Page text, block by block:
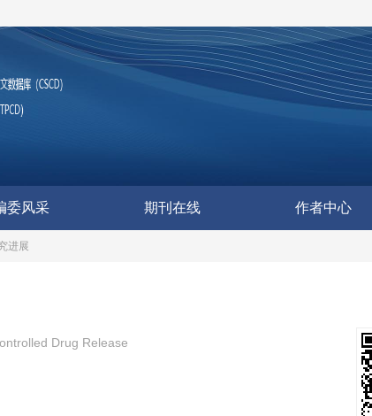
委风采 期刊在线 作者中心
进展
Drug Release